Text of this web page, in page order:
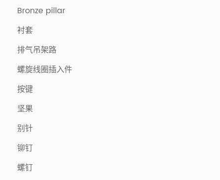
Bronze pillar
衬套
排气吊架路
螺旋线圈插入件
按键
坚果
别针
铆钉
螺钉